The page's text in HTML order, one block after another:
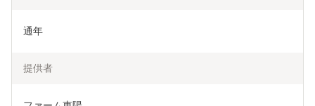
通年
提供者